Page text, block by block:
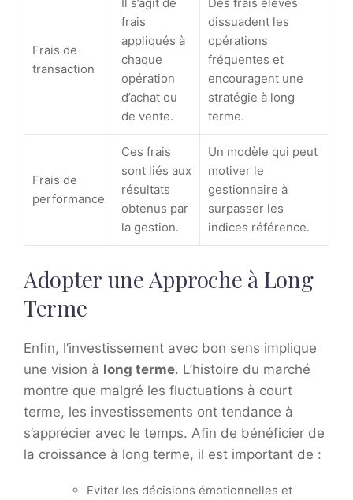
Frais de
transaction
frais
appliqués à
chaque
opération
d’achat ou
de vente.
dissuadent les
opérations
fréquentes et
encouragent une
stratégie à long
terme.
Frais de
performance
Ces frais
sont liés aux
résultats
obtenus par
la gestion.
Un modèle qui peut
motiver le
gestionnaire à
surpasser les
indices référence.
Adopter une Approche à Long
Terme
Enfin, l’investissement avec bon sens implique
une vision à long terme. L’histoire du marché
montre que malgré les fluctuations à court
terme, les investissements ont tendance à
s’apprécier avec le temps. Afin de bénéficier de
la croissance à long terme, il est important de :
Eviter les décisions émotionnelles et